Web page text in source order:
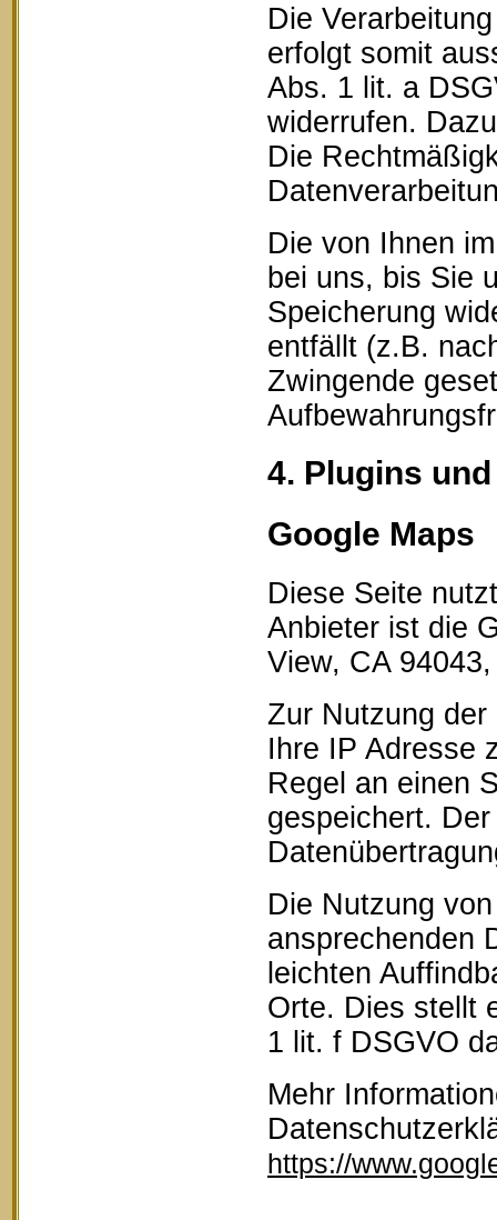
Die
erfolgt somit
Abs. 1 lit. a
widerrufen.
Die
Die von Ihnen
bei uns, bis Sie
Speicherung
entfällt (z.B.
Zwingende
4. Plugins
Google Maps
Diese Seite
Anbieter ist die
View, CA
Zur Nutzung
Ihre IP Adresse
Regel an einen
gespeichert.
Die Nutzung
ansprechenden
leichten
Orte. Dies stellt
1 lit. f DSGVO
Mehr
https://